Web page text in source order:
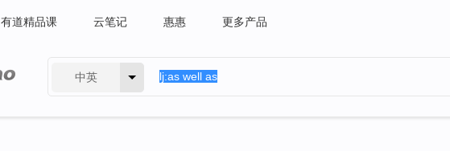
有道精品课 云笔记 惠惠 更多产品
中英